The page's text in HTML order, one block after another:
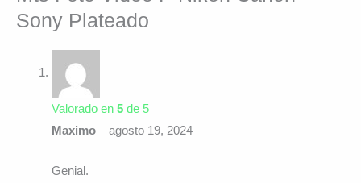
Sony Plateado
Valorado en 5de 5
Maximo – agosto 19, 2024
Genial.